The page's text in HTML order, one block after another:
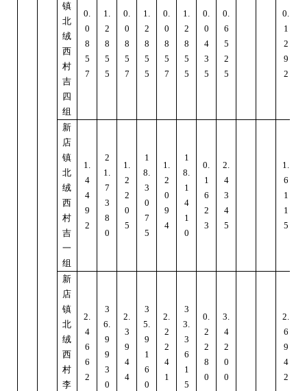
镇
北
绒
西
村
吉
四
组
0.
0
8
5
7
1.
2
8
5
5
0.
0
8
5
7
1.
2
8
5
5
0.
0
8
5
7
1.
2
8
5
5
0.
0
4
3
5
0.
6
5
2
5
0.
1
2
9
2
新
店
镇
北
绒
西
村
吉
一
组
1.
4
4
9
2
2
1.
7
3
8
0
1.
2
2
0
5
1
8.
3
0
7
5
1.
2
0
9
4
1
8.
1
4
1
0
0.
1
6
2
3
2.
4
3
4
5
1.
6
1
1
5
新
店
镇
北
绒
西
村
李
2.
4
6
6
2
3
6.
9
9
3
0
2.
3
9
4
4
3
5.
9
1
6
0
2.
2
2
4
1
3
3.
3
6
1
5
0.
2
2
8
0
3.
4
2
0
0
2.
6
9
4
2